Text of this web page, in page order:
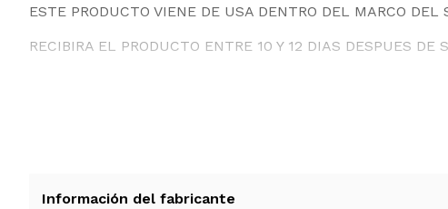
ESTE PRODUCTO VIENE DE USA DENTRO DEL MARCO
RECIBIRA EL PRODUCTO ENTRE 10 Y 12 DIAS DESPUES DE
Información del fabricante